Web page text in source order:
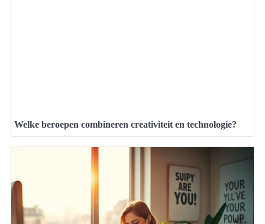
Welke beroepen combineren creativiteit en technologie?